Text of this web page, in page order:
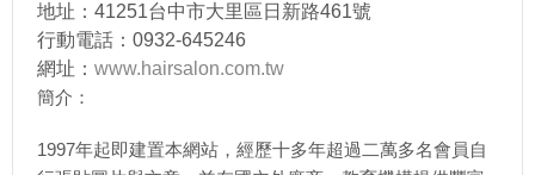
地址：41251台中市大里區日新路461號
行動電話：0932-645246
網址： www.hairsalon.com.tw
簡介：
1997年起即建置本網站，經歷十多年超過二萬多名會員自